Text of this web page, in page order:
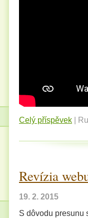
Celý příspěvek
Revízia
19. 2. 2015
S dôvodu presunu